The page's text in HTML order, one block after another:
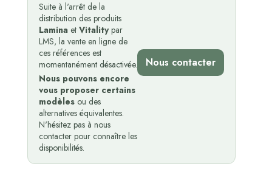
Suite à l'arrêt de la
distribution des produits
Lamina et Vitalitypar
LMS, la vente en ligne de
ces références est
momentanément désactivée.
Nous pouvons encore
vous proposer certains
modèles ou des
alternatives équivalentes.
N'hésitez pas à nous
contacter pour connaître les
disponibilités.
Nous contacter